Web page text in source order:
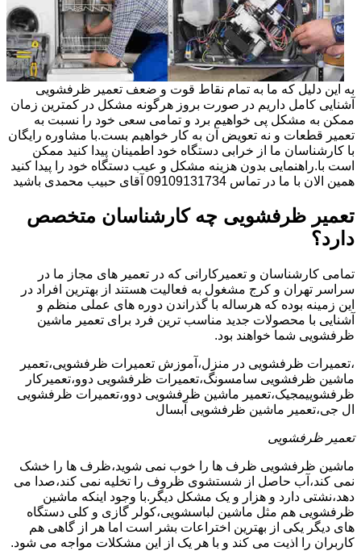
به این دلیل که ما به تمام نقاط قوت و ضعف تعمیر ظرفشویی
آشنایی کامل داریم در صورت بروز هرگونه مشکل در کمترین زمان
ممکن به مشکل پی خواهیم برد و تمامی سعی خود را نسبت به
تعمیر قطعات و نه تعویض آن به کار خواهیم بست.با مشاوره رایگان
با کارشناسان ما از خرابی دستگاه خود اطمینان پیدا کنید ممکن
است با.راهنمایی بدون هزینه مشکل و عیب دستگاه خود را پیدا کنید
همین الان با ما در تماس 09109131734 آقای حبیب محمدی باشید
تعمیر ظرفشویی چه کارشناسان متخصص
دارد؟
تمامی کارشناسان و تعمیرکارانی که در تعمیر های مجاز ما در
سراسر تهران و کرج مشغول به فعالیت هستند از بهترین افراد در
این زمینه بوده که هرساله با گذراندن دوره های عملی منظم و
آشنایی با محصولات جدید مناسب ترین فرد برای تعمیر ماشین
ظرفشویی شما خواهند بود.
،تعمیرات ظرفشویی در منزل،آموزش تعمیرات ظرفشویی،تعمیر
ماشین ظرفشویی سامسونگ،تعمیرات ظرفشویی دوو،تعمیرکار
ظرفشوییمجیک،تعمیر ماشین ظرفشویی دوو،تعمیرات ظرفشویی
ال جی،تعمیر ماشین ظرفشویی آبسال
تعمیر ظرفشویی
ماشین ظرفشویی ظرف ها را خوب نمی شوید،ظرف ها را خشک
نمی کند،آب حاصل از شستشوی ظروف را تخلیه نمی کند،صدا می
دهد،نشتی دارد و هزار و یک مشکل دیگر.با وجود اینکه ماشین
ظرفشویی هم مثل ماشین لباسشویی،کولر گازی و کلی دستگاه
های دیگر یکی از بهترین اختراعات بشر است اما هر از گاهی هم
کاربران را اذیت می کند و با هر یک از این مشکلات مواجه می شود.